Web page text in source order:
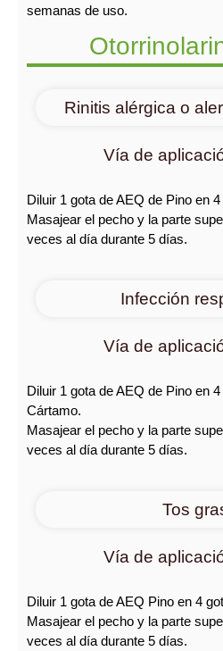
semanas de uso.
Rinitis alérgica o
Vía de
Diluir 1 gota de AEQ de Pino en
Masajear el pecho y la parte
veces al día durante 5 días.
Infección
Vía de
Diluir 1 gota de AEQ de Pino en
Cártamo.
Masajear el pecho y la parte
veces al día durante 5 días.
Tos
Vía de
Diluir 1 gota de AEQ Pino en 4
Masajear el pecho y la parte
veces al día durante 5 días.